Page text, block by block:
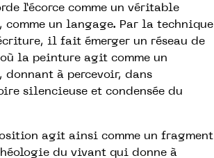
l’écorce comme un véritable
comme un langage. Par la technique
il fait émerger un réseau de
la peinture agit comme un
donnant à percevoir, dans
silencieuse et condensée du
agit ainsi comme un fragment
du vivant qui donne à